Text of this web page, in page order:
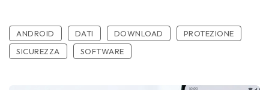
ANDROID DATI DOWNLOAD
PROTEZIONE
SICUREZZA
SOFTWARE